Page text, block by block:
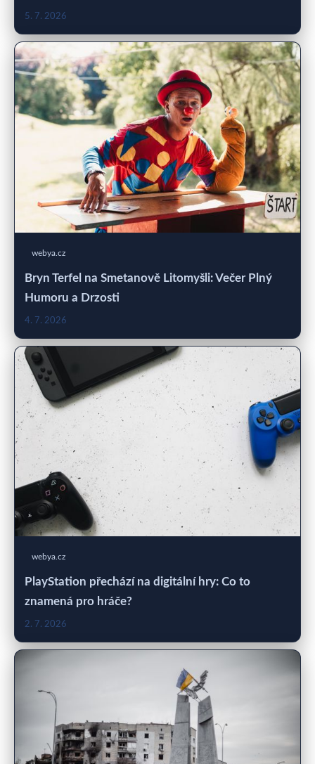
5. 7. 2026
webya.cz
Bryn Terfel na Smetanově Litomyšli: Večer Plný
Humoru a Drzosti
4. 7. 2026
webya.cz
PlayStation přechází na digitální hry: Co to
znamená pro hráče?
2. 7. 2026